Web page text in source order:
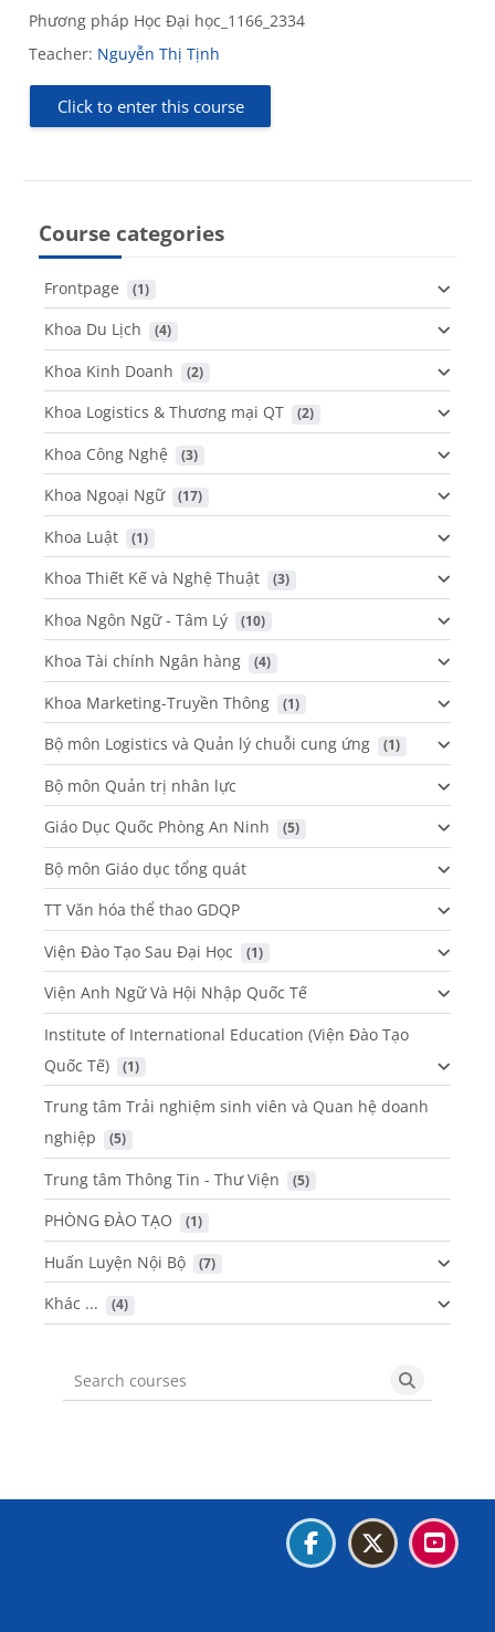
Phương pháp Học Đại học_1166_2334
Teacher: Nguyễn Thị Tịnh
Click to enter this course
Course categories
Frontpage (1)
Khoa Du Lịch (4)
Khoa Kinh Doanh (2)
Khoa Logistics & Thương mại QT (2)
Khoa Công Nghệ (3)
Khoa Ngoại Ngữ (17)
Khoa Luật (1)
Khoa Thiết Kế và Nghệ Thuật (3)
Khoa Ngôn Ngữ - Tâm Lý (10)
Khoa Tài chính Ngân hàng (4)
Khoa Marketing-Truyền Thông (1)
Bộ môn Logistics và Quản lý chuỗi cung ứng (1)
Bộ môn Quản trị nhân lực
Giáo Dục Quốc Phòng An Ninh
(5)
Bộ môn Giáo dục tổng quát
TT Văn hóa thể thao GDQP
Viện Đào Tạo Sau Đại Học
(1)
Viện Anh Ngữ Và Hội Nhập Quốc Tế
Institute of International Education (Viện Đào Tạo
Quốc Tế)
(1)
Trung tâm Trải nghiệm sinh viên và Quan hệ doanh
nghiệp
(5)
Trung tâm Thông Tin - Thư Viện (5)
PHÒNG ĐÀO TẠO (1)
Huấn Luyện Nội Bộ (7)
Khác ... (4)
Search courses Search